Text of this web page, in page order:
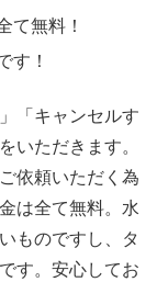
て無料！
す！
「キャンセルす
いただきます。
依頼いただく為
は全て無料。水
ものですし、タ
す。安心してお